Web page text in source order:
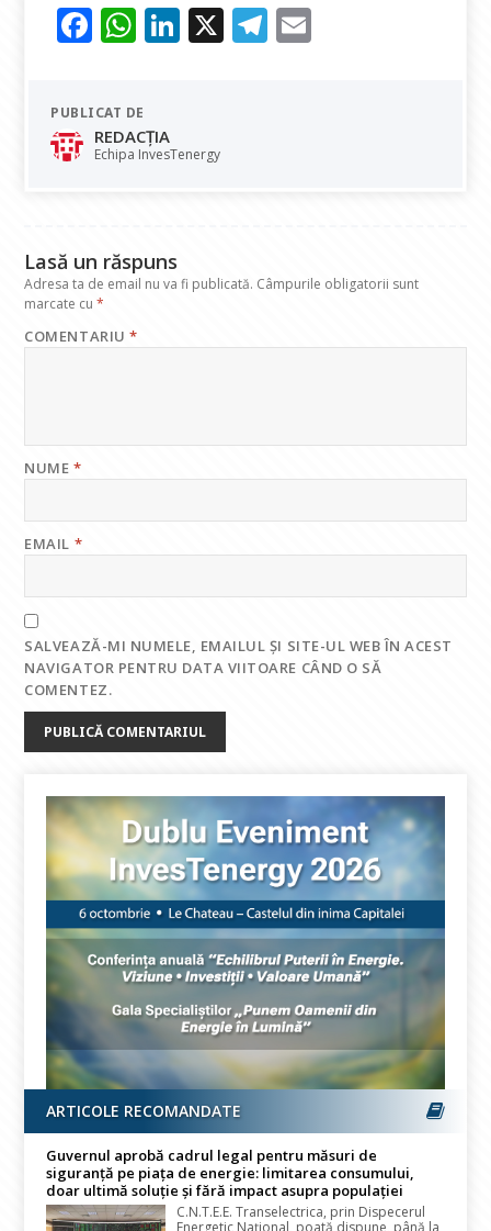
F
e
b
o
W
at
s
A
Li
dI
X T
PUBLICAT DE
REDACȚIA
Echipa InvesTenergy
Lasă un răspuns
Adresa ta de email nu va fi publicată. Câmpurile obligatorii sunt
marcate cu*
COMENTARIU*
NUME*
EMAIL *
SALVEAZĂ-MI NUMELE, EMAILUL ȘI SITE-UL WEB ÎN ACEST
NAVIGATOR PENTRU DATA VIITOARE CÂND O SĂ
COMENTEZ.
ARTICOLE RECOMANDATE
Guvernul aprobă cadrul legal pentru măsuri de
siguranță pe piața de energie: limitarea consumului,
doar ultimă soluție și fără impact asupra populației
C.N.T.E.E. Transelectrica, prin Dispecerul
Energetic Național, poată dispune, până la